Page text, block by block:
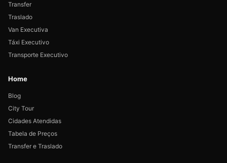
Transfer
Traslado
Van Executiva
Táxi Executivo
Transporte Executivo
Home
Blog
City Tour
Cidades Atendidas
Tabela de Preços
Transfer e Traslado